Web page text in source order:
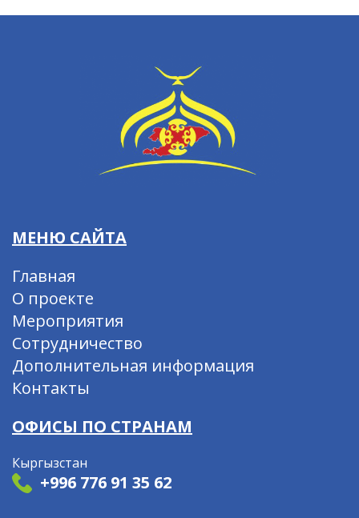
МЕНЮ САЙТА
Главная
О проекте
Мероприятия
Сотрудничество
Дополнительная информация
Контакты
ОФИСЫ ПО СТРАНАМ
Кыргызстан
+996 776 91 35 62